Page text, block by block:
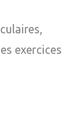
exercices